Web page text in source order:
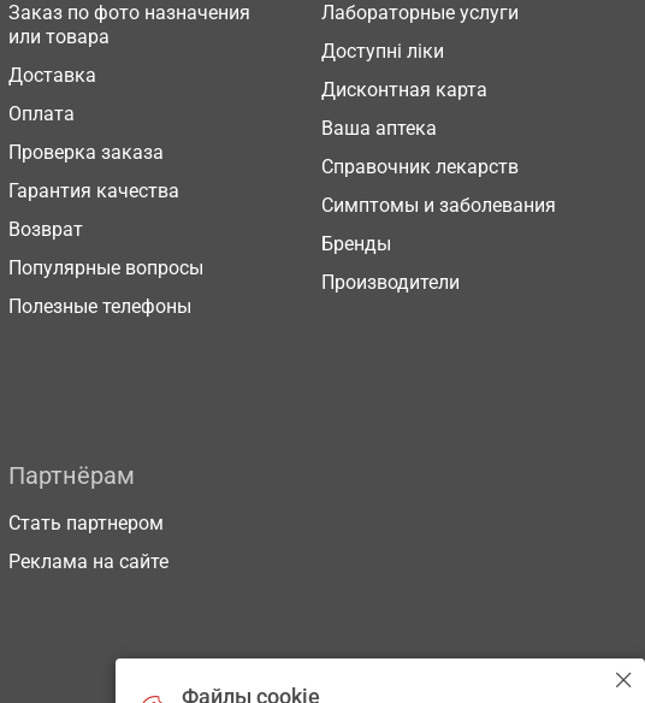
Заказ по фото назначения
или товара
Доставка
Оплата
Проверка заказа
Гарантия качества
Возврат
Популярные вопросы
Полезные телефоны
Лабораторные услуги
Доступні ліки
Дисконтная карта
Ваша аптека
Справочник лекарств
Симптомы и заболевания
Бренды
Производители
Партнёрам
Стать партнером
Реклама на сайте
Файлы cookie